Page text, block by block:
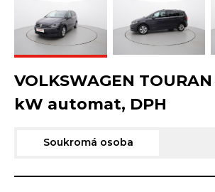
VOLKSWAGEN TOURAN
kW automat, DPH
Soukromá osoba